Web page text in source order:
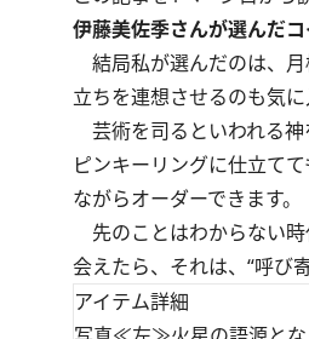
伊藤美佐季さんが選んだ
結局私が選んだのは、月
立ちを連想させるのも気に
芸術を司るといわれる神
ピンキーリングに仕立て
ながらオーダーできます。
先のことはわからない
会えたら、それは、“呼び
アイテム詳細